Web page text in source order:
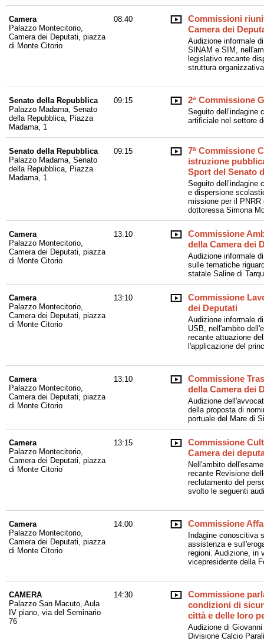
Camera
Palazzo Montecitorio,
Camera dei Deputati, piazza
di Monte Citorio
08:40
Commissioni
Camera dei
Audizione informale
SINAM e SIM,
legislativo recante
struttura
Senato della Repubblica
Palazzo Madama, Senato
della Repubblica, Piazza
Madama, 1
09:15 2ª Commissione
Seguito dell’indagine
artificiale nel settore
Senato della Repubblica
Palazzo Madama, Senato
della Repubblica, Piazza
Madama, 1
09:15
7ª Commissione
istruzione
Sport del Senato
Seguito dell’indagine
e dispersione
missione per il PNRR
dottoressa Simona
Camera
Palazzo Montecitorio,
Camera dei Deputati, piazza
di Monte Citorio
13:10
Commissione
della Camera dei
Audizione informale
sulle tematiche
statale Saline di
Camera
Palazzo Montecitorio,
Camera dei Deputati, piazza
di Monte Citorio
13:10
Commissione
dei Deputati
Audizione informale
USB, nell'ambito
recante attuazione
l'applicazione del
Camera
Palazzo Montecitorio,
Camera dei Deputati, piazza
di Monte Citorio
13:10
Commissione
della Camera dei
Audizione
della proposta di
portuale del Mare di
Camera
Palazzo Montecitorio,
Camera dei Deputati, piazza
di Monte Citorio
13:15
Commissione
Camera dei
Nell'ambito
recante Revisione
reclutamento del
svolto le seguenti
Camera
Palazzo Montecitorio,
Camera dei Deputati, piazza
di Monte Citorio
14:00 Commissione
Indagine conoscitiva
assistenza e
regioni. Audizione, in
vicepresidente della
CAMERA
Palazzo San Macuto, Aula
IV piano, via del Seminario
76
14:30
Commissione
condizioni di
città e delle loro
Audizione di
Divisione Calcio